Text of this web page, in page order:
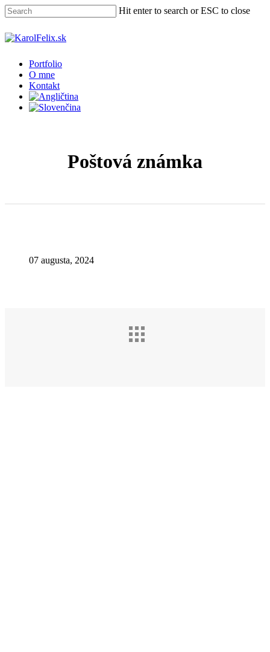
Skip
to
main
content
Hit enter to search or ESC to close
Close
Menu
Portfolio
O mne
Kontakt
Poštová známka
07 augusta, 2024